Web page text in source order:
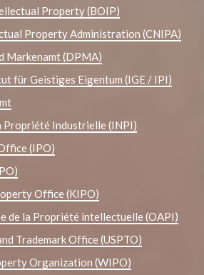
Property (BOIP)
Property Administration (CNIPA)
Markenamt (DPMA)
für Geistiges Eigentum (IGE / IPI)
Industrielle (INPI)
(IPO)
Office (KIPO)
de la Propriété intellectuelle (OAPI)
Trademark Office (USPTO)
Organization (WIPO)